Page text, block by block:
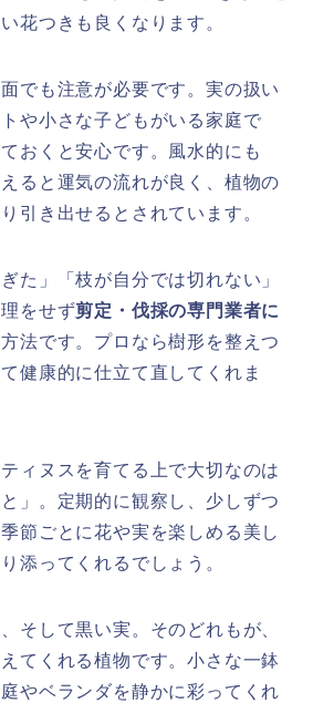
花つきも良くなります。
でも注意が必要です。実の扱い
や小さな子どもがいる家庭で
おくと安心です。風水的にも
ると運気の流れが良く、植物の
引き出せるとされています。
た」「枝が自分では切れない」
をせず剪定・伐採の専門業者に
法です。プロなら樹形を整えつ
健康的に仕立て直してくれま
ィヌスを育てる上で大切なのは
」。定期的に観察し、少しずつ
節ごとに花や実を楽しめる美し
添ってくれるでしょう。
そして黒い実。そのどれもが、
てくれる植物です。小さな一鉢
やベランダを静かに彩ってくれ